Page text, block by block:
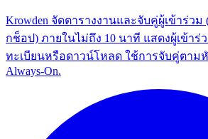
Krowden จัดตารางงานและจับคู่ผู้เข้าร่วม
กช็อป) ภายในไม่ถึง 10 นาที แสดงผู้เข้าร่
ทะเบียนหรือดาวน์โหลด ใช้การจับคู่ตา
Always‑On.